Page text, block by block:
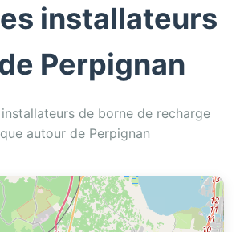
installateurs
Perpignan
de borne de recharge
autour de Perpignan